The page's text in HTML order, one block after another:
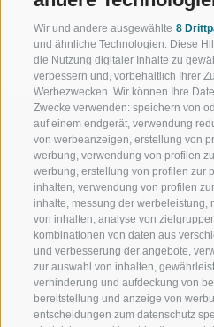
Wir und andere ausgewählte 8
und ähnliche Technologien. Diese
die Nutzung digitaler Inhalte zu
verbessern und, vorbehaltlich Ihrer
Werbezwecken. Wir können Ihre
Zwecke verwenden: speichern von
auf einem endgerät, verwendung
von werbeanzeigen, erstellung von
werbung, verwendung von profilen
werbung, erstellung von profilen zur
inhalten, verwendung von profilen
inhalte, messung der werbeleistung,
von inhalten, analyse von
kombinationen von daten aus
und verbesserung der angebote,
zur auswahl von inhalten,
verhinderung und aufdeckung von
bereitstellung und anzeige von
entscheidungen zum datenschutz
WILLKOMMEN IN DER
FERIENREGION
JAUFENTAL
RATSCHINGS
RIDNAUNTAL